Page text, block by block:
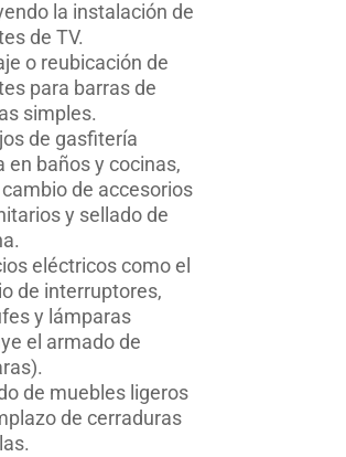
la instalación de
de TV.
o reubicación de
para barras de
simples.
de gasfitería
en baños y cocinas,
de accesorios
y sellado de
eléctricos como el
de interruptores,
y lámparas
el armado de
de muebles ligeros
de cerraduras